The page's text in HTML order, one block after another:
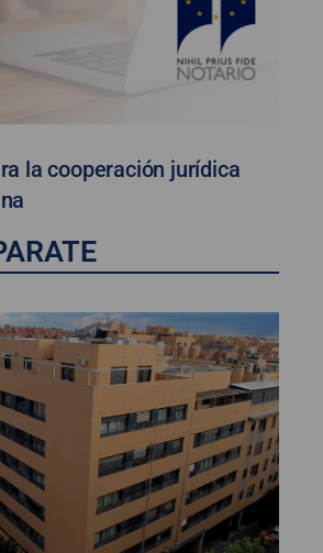
la cooperación jurídica